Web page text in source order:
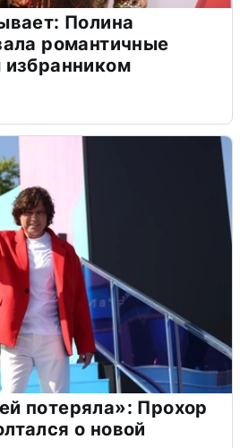
Полина
романтичные
потеряла»: Прохор
о новой